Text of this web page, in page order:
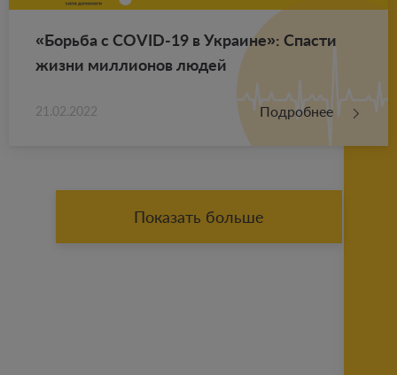
«Борь­ба с COVID-19 в Укра­ине»: Спа­сти
жизни мил­ли­о­нов людей
21.02.2022 Подробнее
Показать больше